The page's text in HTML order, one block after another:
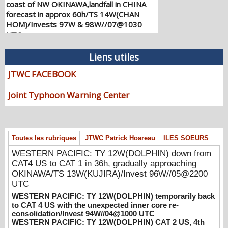
forecast in approx 60h/TS 14W(CHAN
HOM)/Invests 97W & 98W//07@1030
UTC
WESTERN PACIFIC: TY 12W(DOLPHIN)
down from CAT4 US to CAT 1 in 36h,
gradually approaching OKINAWA/TS
13W(KUJIRA)/Invest 96W//05@2200 UTC
08/06/2026 -PATRICK HOAREAU
temporarily back to CAT 4 US with the
unexpected inner core re-
consolidation/Invest 94W//04@1000 UTC
08/04/2026 -PATRICK HOAREAU
WESTERN PACIFIC: TY 12W(DOLPHIN)
CAT 2 US, 4th ERC failed to complete,
tracking close to IWO TO island within 12
hours/Invest 94W//03@2230 UTC
08/04/2026 -PATRICK HOAREAU
Liens utiles
JTWC FACEBOOK
Joint Typhoon Warning Center
Toutes les rubriques JTWC Patrick Hoareau ILES SOEURS
WESTERN PACIFIC: TY 12W(DOLPHIN) down from
CAT4 US to CAT 1 in 36h, gradually approaching
OKINAWA/TS 13W(KUJIRA)/Invest 96W//05@2200
UTC
WESTERN PACIFIC: TY 12W(DOLPHIN) temporarily back
to CAT 4 US with the unexpected inner core re-
consolidation/Invest 94W//04@1000 UTC
WESTERN PACIFIC: TY 12W(DOLPHIN) CAT 2 US, 4th